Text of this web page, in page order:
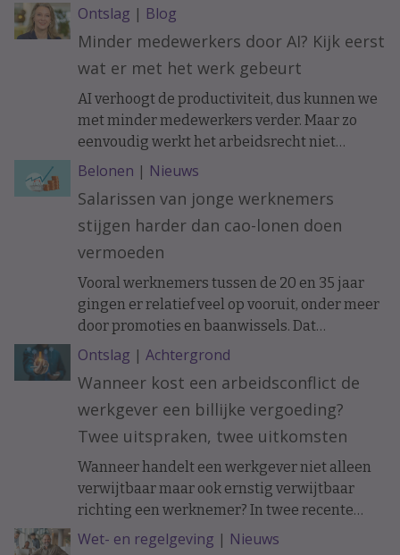
Ontslag | Blog
Minder medewerkers door AI? Kijk eerst
wat er met het werk gebeurt
AI verhoogt de productiviteit, dus kunnen we
met minder medewerkers verder. Maar zo
eenvoudig werkt het arbeidsrecht niet
benadrukt arbeidsrechtadvocaat Astrid
Zuidinga.
Belonen | Nieuws
Salarissen van jonge werknemers
stijgen harder dan cao-lonen doen
vermoeden
Vooral werknemers tussen de 20 en 35 jaar
gingen er relatief veel op vooruit, onder meer
door promoties en baanwissels. Dat
constateren economen van ABN Amro in
vakblad ESB, meldt De Telegraaf.
Ontslag | Achtergrond
Wanneer kost een arbeidsconflict de
werkgever een billijke vergoeding?
Twee uitspraken, twee uitkomsten
Wanneer handelt een werkgever niet alleen
verwijtbaar maar ook ernstig verwijtbaar
richting een werknemer? In twee recente
uitspraken werd de arbeidsovereenkomst
Wet- en regelgeving | Nieuws